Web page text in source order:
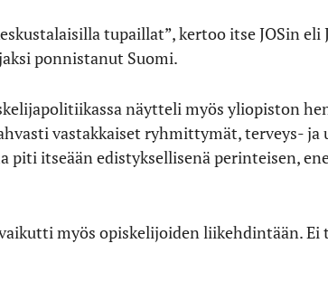
tupaillat”, kertoo itse JOSin eli
ponnistanut Suomi.
näytteli myös yliopiston
vastakkaiset ryhmittymät, terveys-
piti itseään edistyksellisenä perinteisen,
myös opiskelijoiden liikehdintään. Ei